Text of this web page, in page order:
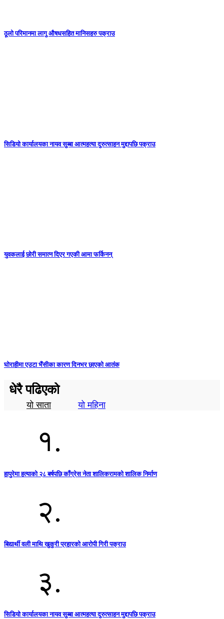
ठूलो परिमानमा लागु औषधसहित मानिसहरु पक्राउ
सिडियो कार्यालयका नायव सुब्बा आत्महत्या दुरुत्साहन मुद्दापछि पक्राउ
युवकलाई छोरी समात्न दिएर गएकी आमा फर्किनन्
घोराहीमा एउटा भैंसीका कारण दिनभर छाएको आतंक
धेरै पढिएको
यो साता यो महिना
१.
हापुरेमा हत्याको २८ बर्षपछि काँग्रेस नेता शालिकरामको शालिक निर्माण
२.
बिद्यार्थी वली माथि खुकुरी प्रहारको आरोपी गिरी पक्राउ
३.
सिडियो कार्यालयका नायव सुब्बा आत्महत्या दुरुत्साहन मुद्दापछि पक्राउ